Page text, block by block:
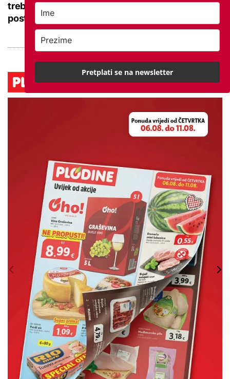
trebaju pomoć? Uočite simptome prije nego bol
postane svakodnevna
Pretplati se na newsletter